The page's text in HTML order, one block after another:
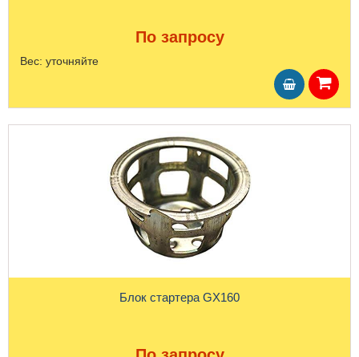
По запросу
Вес: уточняйте
Блок стартера GX160